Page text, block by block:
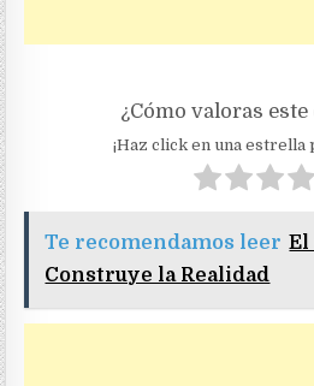
¿Cómo valoras
¡Haz click en una estrella
Te recomendamos leer El
Construye la Realidad